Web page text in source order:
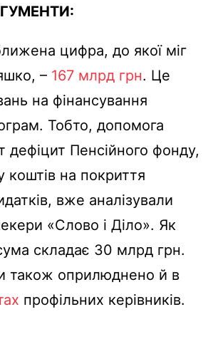
цифра, до якої міг
– 167 млрд грн. Це
на фінансування
Тобто, допомога
Пенсійного фонду,
коштів на покриття
вже аналізували
«Слово і Діло». Як
складає 30 млрд грн.
також оприлюднено й в
профільних керівників.